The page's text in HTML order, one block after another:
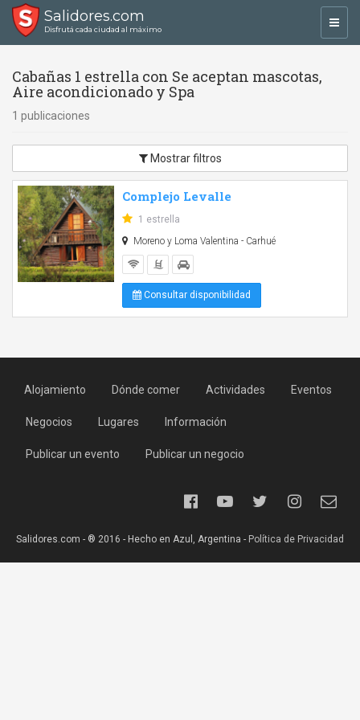
Salidores.com
Disfrutá cada ciudad al máximo
Cabañas 1 estrella con Se aceptan mascotas,
Aire acondicionado y Spa
1 publicaciones
Mostrar filtros
Complejo Levalle
1 estrella
Moreno y Loma Valentina - Carhué
Consultar disponibilidad
Alojamiento Dónde comer Actividades Eventos
Negocios Lugares Información
Publicar un evento Publicar un negocio
Salidores.com - ® 2016 - Hecho en Azul, Argentina - Política de Privacidad